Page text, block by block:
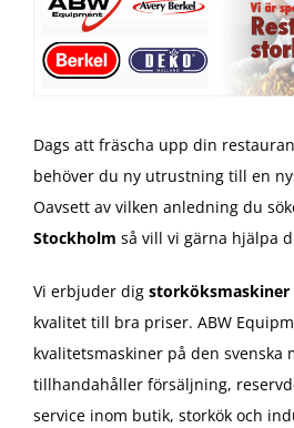
Dags att fräscha upp din
behöver du ny utrustning till en
Oavsett av vilken anledning du
Stockholm så vill vi gärna hjälpa
Vi erbjuder dig storköksmaskiner
kvalitet till bra priser. ABW
kvalitetsmaskiner på den svenska
tillhandahåller försäljning,
service inom butik, storkök och